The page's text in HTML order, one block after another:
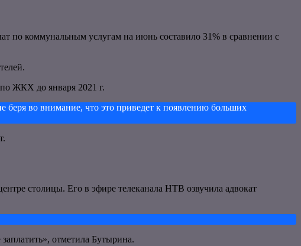
по коммунальным услугам на июнь составило 31% в сравнении с
ЖКХ до января 2021 г.
беря во внимание, что это приведет к появлению больших
столицы. Его в эфире телеканала НТВ озвучила адвокат
отметила Бутырина.